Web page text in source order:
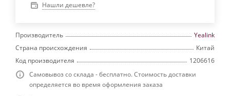
Нашли дешевле?
Производитель
Yealink
Страна происхождения
Китай
Код производителя
1206616
Самовывоз со склада - бесплатно. Стоимость доставки
определяется во время оформления заказа